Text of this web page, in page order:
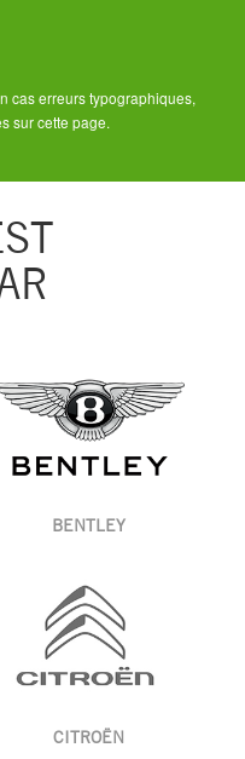
cas erreurs typographiques,
sur cette page.
BENTLEY
CITROËN